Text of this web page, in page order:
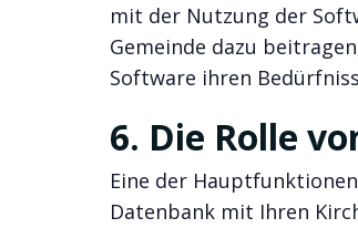
mit der Nutzung der
Gemeinde dazu
Software ihren
6. Die Rolle
Eine der
Datenbank mit Ihren